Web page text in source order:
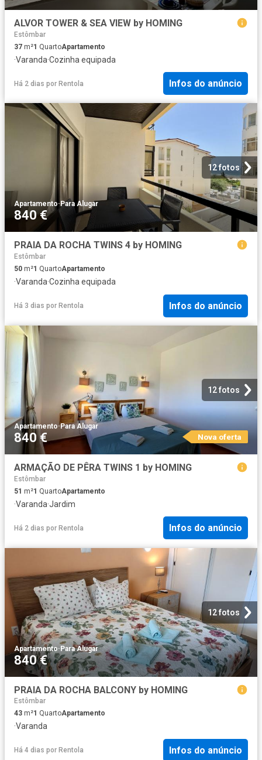
ALVOR TOWER & SEA VIEW by HOMING
Estômbar
37 m²1 QuartoApartamento
·Varanda·Cozinha equipada
Há 2 dias por Rentola Infos do anúncio
12 fotos
Apartamento· Para Alugar
840 €
PRAIA DA ROCHA TWINS 4 by HOMING
Estômbar
50 m²1 QuartoApartamento
·Varanda·Cozinha equipada
Há 3 dias por Rentola Infos do anúncio
12 fotos
Apartamento·Para Alugar
840 € Nova oferta
ARMAÇÃO DE PÊRA TWINS 1 by HOMING
Estômbar
51 m²1 QuartoApartamento
·Varanda·Jardim
Há 2 dias por Rentola Infos do anúncio
12 fotos
Apartamento·Para Alugar
840 €
PRAIA DA ROCHA BALCONY by HOMING
Estômbar
43 m²1 QuartoApartamento
·Varanda
Há 4 dias por Rentola Infos do anúncio